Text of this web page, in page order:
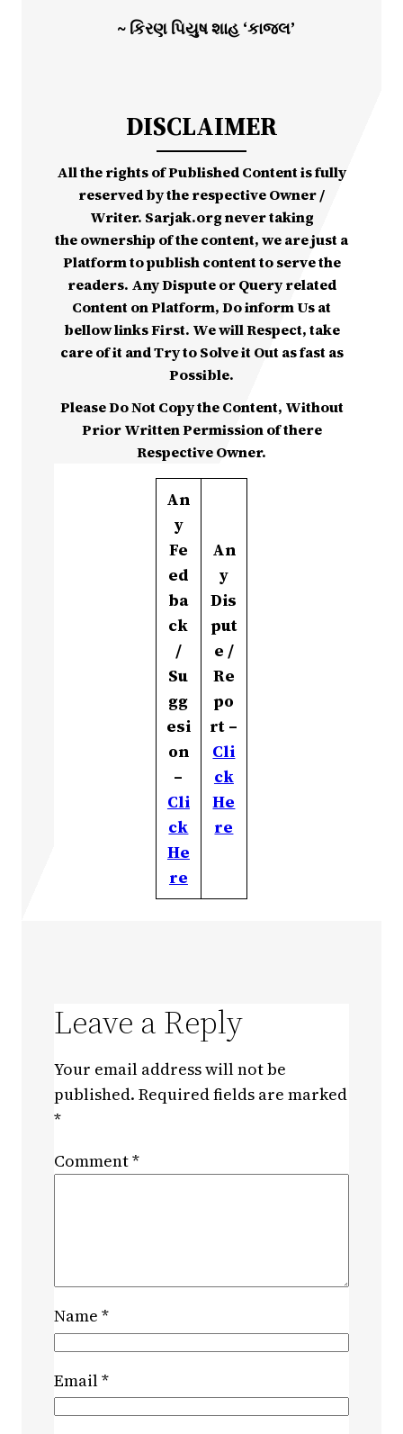
~ કિરણ પિયુષ શાહ ‘કાજલ’
DISCLAIMER
All the rights of Published Content is fully
reserved by the respective Owner /
Writer. Sarjak.org never taking
the ownership of the content, we are just a
Platform to publish content to serve the
readers. Any Dispute or Query related
Content on Platform, Do inform Us at
bellow links First. We will Respect, take
care of it and Try to Solve it Out as fast as
Possible.
Please Do Not Copy the Content, Without
Prior Written Permission of there
Respective Owner.
An
y
Fe
ed
ba
ck
/
Su
gg
esi
on
–
Cli
ck
He
re
An
y
Dis
put
e /
Re
po
rt –
Cli
ck
He
re
Leave a Reply
Your email address will not be
published. Required fields are marked
*
Comment*
Name *
Email*